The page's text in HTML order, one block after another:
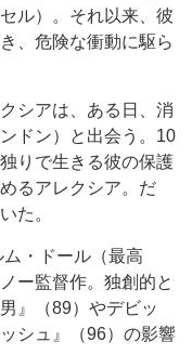
ル）。それ以来、彼
、危険な衝動に駆ら
シアは、ある日、消
ドン）と出会う。10
りで生きる彼の保護
るアレクシア。だ
た。
・ドール（最高
ー監督作。独創的と
』（89）やデビッ
シュ』（96）の影響